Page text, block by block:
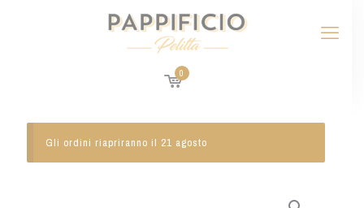
0
Gli ordini riapriranno il 21 agosto